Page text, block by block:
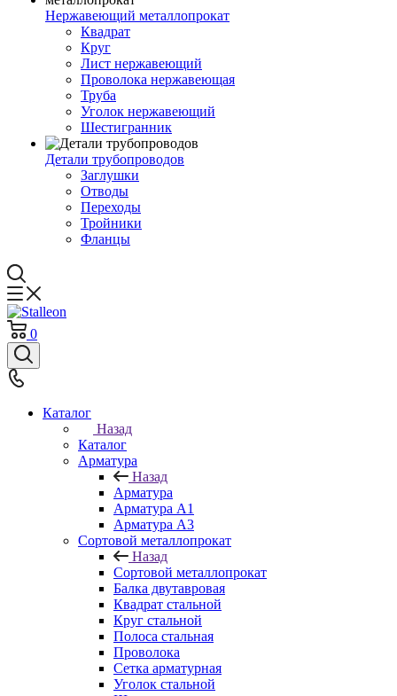
Нержавеющий металлопрокат
Квадрат
Круг
Лист нержавеющий
Проволока нержавеющая
Труба
Уголок нержавеющий
Шестигранник
Детали трубопроводов
Заглушки
Отводы
Переходы
Тройники
Фланцы
0
Каталог
Назад
Каталог
Арматура
Назад
Арматура
Арматура A1
Арматура А3
Сортовой металлопрокат
Назад
Сортовой металлопрокат
Балка двутавровая
Квадрат стальной
Круг стальной
Полоса стальная
Проволока
Сетка арматурная
Уголок стальной